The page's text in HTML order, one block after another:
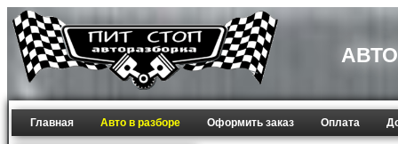
Главная Авто в разборе Оформить заказ Оплата